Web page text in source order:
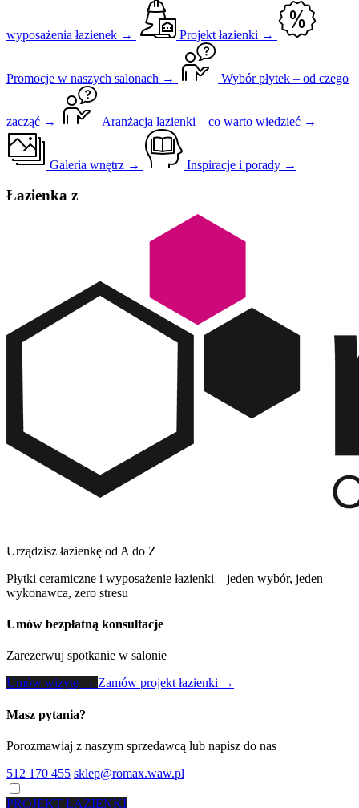
wyposażenia łazienek → Projekt łazienki →
Promocje w naszych salonach → Wybór płytek – od czego
zacząć → Aranżacja łazienki – co warto wiedzieć →
Galeria wnętrz → Inspiracje i porady →
Łazienka z
Urządzisz łazienkę od A do Z
Płytki ceramiczne i wyposażenie łazienki – jeden wybór, jeden
wykonawca, zero stresu
Umów bezpłatną konsultacje
Zarezerwuj spotkanie w salonie
Umów wizytę → Zamów projekt łazienki →
Masz pytania?
Porozmawiaj z naszym sprzedawcą lub napisz do nas
512 170 455 sklep@romax.waw.pl
PROJEKT ŁAZIENKI